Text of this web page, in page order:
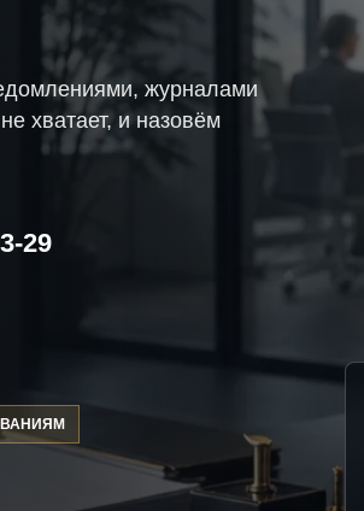
журналами
хватает, и назовём
29